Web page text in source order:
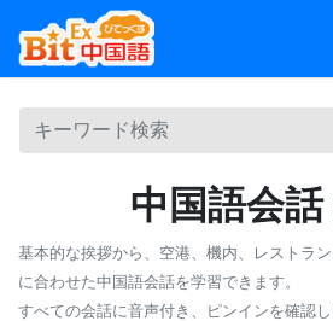
中国語会
基本的な挨拶から、空港、機内、レストラ
に合わせた中国語会話を学習できます。
すべての会話に音声付き、ピンインを確認